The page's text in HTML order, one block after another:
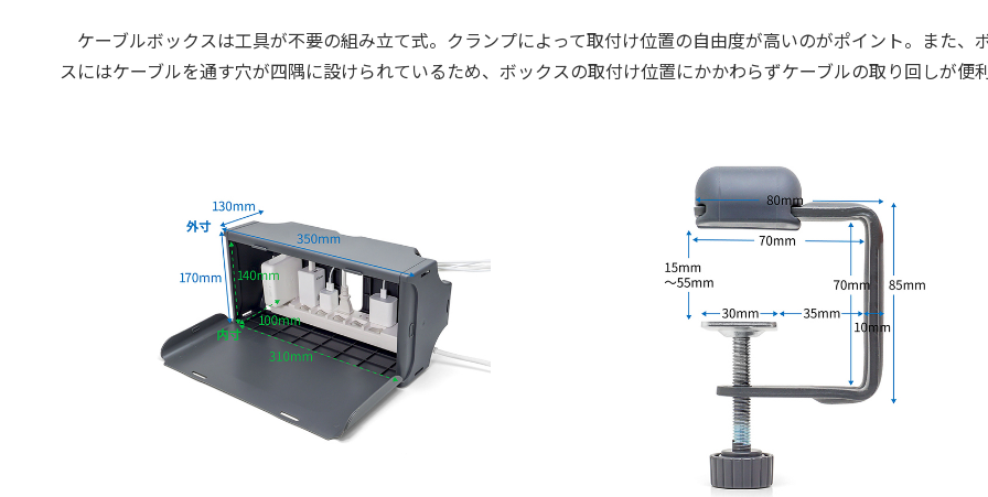
ケーブルボックスは工具が不要の組み立て式。クランプによって取付け位置の自由度が高いのがポイント。また、
スにはケーブルを通す穴が四隅に設けられているため、ボックスの取付け位置にかかわらずケーブルの取り回しが便